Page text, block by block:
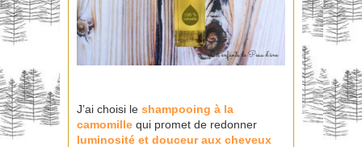
J’ai choisi le shampooing à la
camomille qui promet de redonner
luminosité et douceur aux cheveux